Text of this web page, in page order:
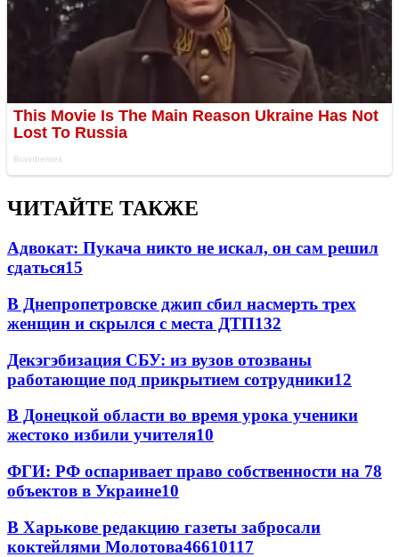
ЧИТАЙТЕ ТАКЖЕ
Адвокат: Пукача никто не искал, он сам решил
сдаться15
В Днепропетровске джип сбил насмерть трех
женщин и скрылся с места ДТП132
Декэгэбизация СБУ: из вузов отозваны
работающие под прикрытием сотрудники12
В Донецкой области во время урока ученики
жестоко избили учителя10
ФГИ: РФ оспаривает право собственности на 78
объектов в Украине10
В Харькове редакцию газеты забросали
коктейлями Молотова46610117